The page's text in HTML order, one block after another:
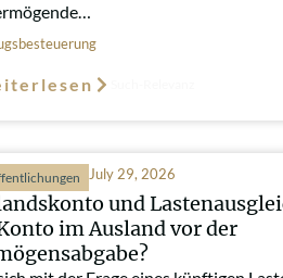
July 29, 2026
und
im Ausland vor der